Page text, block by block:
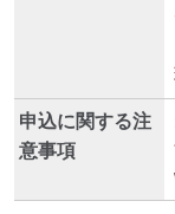
申込に関する注
意事項